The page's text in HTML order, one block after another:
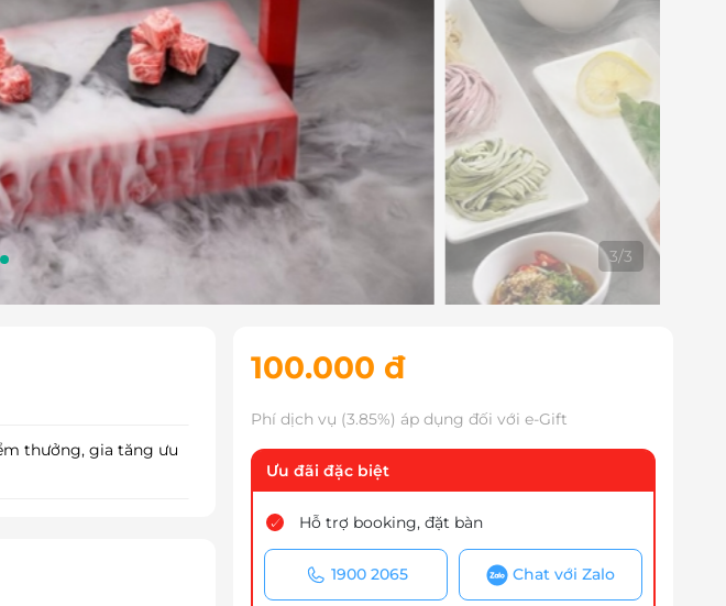
3/3
thưởng, gia tăng ưu
100.000 đ
Phí dịch vụ (3.85%) áp dụng đối với e-Gift
Ưu đãi đặc biệt
Hỗ trợ booking, đặt bàn
1900 2065 Chat với Zalo